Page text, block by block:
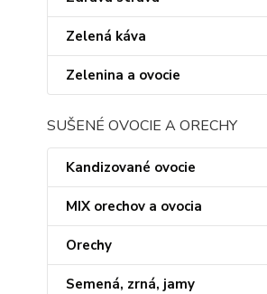
Zelená káva
Zelenina a ovocie
SUŠENÉ OVOCIE A ORECHY
Kandizované ovocie
MIX orechov a ovocia
Orechy
Semená, zrná, jamy